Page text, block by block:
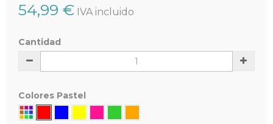
54,99 € IVA incluido
Cantidad
Colores Pastel